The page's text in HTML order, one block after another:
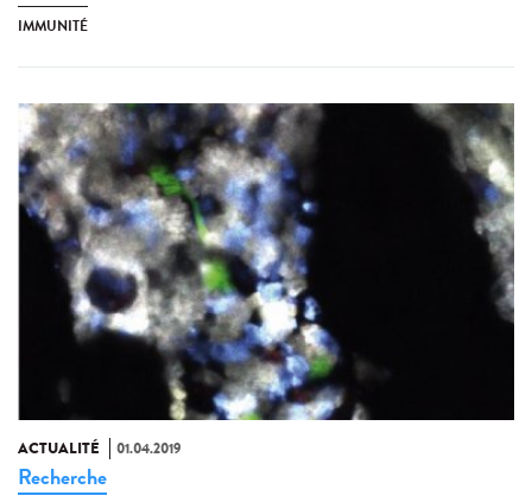
IMMUNITÉ
ACTUALITÉ 01.04.2019
Recherche